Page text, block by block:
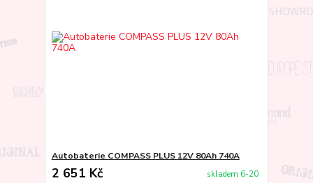
Autobaterie COMPASS PLUS 12V 80Ah 740A
2 651 Kč skladem 6-20